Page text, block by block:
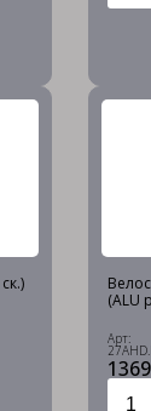
(ALU
Арт: